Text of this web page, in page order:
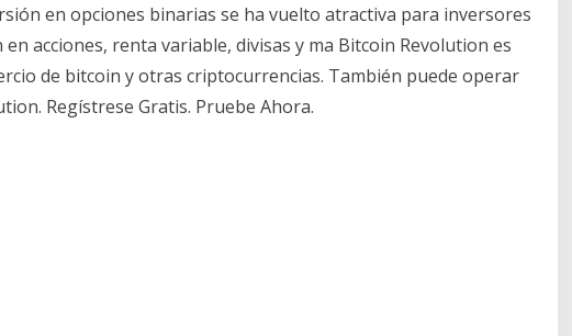
en opciones binarias se ha vuelto atractiva para inversores
acciones, renta variable, divisas y ma Bitcoin Revolution es
de bitcoin y otras criptocurrencias. También puede operar
Regístrese Gratis. Pruebe Ahora.